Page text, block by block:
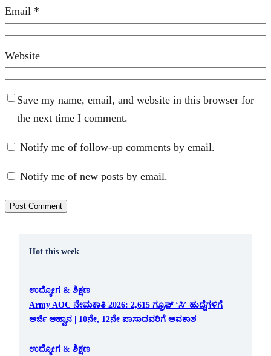
Email *
Website
Save my name, email, and website in this browser for
the next time I comment.
Notify me of follow-up comments by email.
Notify me of new posts by email.
Hot this week
ಉದ್ಯೋಗ & ಶಿಕ್ಷಣ
Army AOC ನೇಮಕಾತಿ 2026: 2,615 ಗ್ರೂಪ್ ‘ಸಿ’ ಹುದ್ದೆಗಳಿಗೆ
ಅರ್ಜಿ ಆಹ್ವಾನ | 10ನೇ, 12ನೇ ಪಾಸಾದವರಿಗೆ ಅವಕಾಶ
ಉದ್ಯೋಗ & ಶಿಕ್ಷಣ